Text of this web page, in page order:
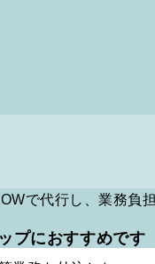
で代行し、業務負
プにおすすめです